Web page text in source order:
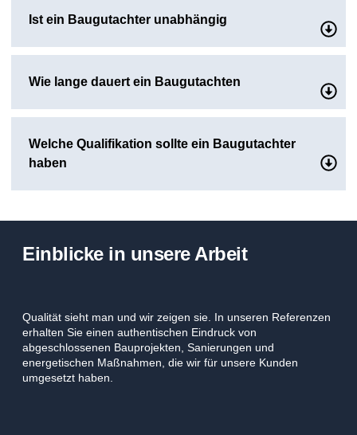
Ist ein Baugutachter unabhängig
Wie lange dauert ein Baugutachten
Welche Qualifikation sollte ein Baugutachter
haben
Einblicke in unsere Arbeit
Qualität sieht man und wir zeigen sie. In unseren Referenzen
erhalten Sie einen authentischen Eindruck von
abgeschlossenen Bauprojekten, Sanierungen und
energetischen Maßnahmen, die wir für unsere Kunden
umgesetzt haben.